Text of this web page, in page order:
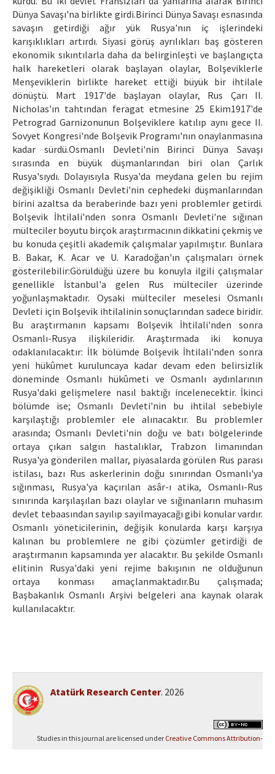
Dünya Savaşı'na birlikte girdi.Birinci Dünya Savaşı esnasında
savaşın getirdiği ağır yük Rusya'nın iç işlerindeki
karışıklıkları artırdı. Siyasi görüş ayrılıkları baş gösteren
ekonomik sıkıntılarla daha da belirginleşti ve başlangıçta
halk hareketleri olarak başlayan olaylar, Bolşeviklerle
Menşeviklerin birlikte hareket ettiği büyük bir ihtilale
dönüştü. Mart 1917'de başlayan olaylar, Rus Çarı II.
Nicholas'ın tahtından feragat etmesine 25 Ekim1917'de
Petrograd Garnizonunun Bolşeviklere katılıp aynı gece II.
Sovyet Kongresi'nde Bolşevik Programı'nın onaylanmasına
kadar sürdü.Osmanlı Devleti'nin Birinci Dünya Savaşı
sırasında en büyük düşmanlarından biri olan Çarlık
Rusya'sıydı. Dolayısıyla Rusya'da meydana gelen bu rejim
değişikliği Osmanlı Devleti'nin cephedeki düşmanlarından
birini azaltsa da beraberinde bazı yeni problemler getirdi.
Bolşevik İhtilali'nden sonra Osmanlı Devleti'ne sığınan
mülteciler boyutu birçok araştırmacının dikkatini çekmiş ve
bu konuda çeşitli akademik çalışmalar yapılmıştır. Bunlara
B. Bakar, K. Acar ve U. Karadoğan'ın çalışmaları örnek
gösterilebilir:Görüldüğü üzere bu konuyla ilgili çalışmalar
genellikle İstanbul'a gelen Rus mülteciler üzerinde
yoğunlaşmaktadır. Oysaki mülteciler meselesi Osmanlı
Devleti için Bolşevik ihtilalinin sonuçlarından sadece biridir.
Bu araştırmanın kapsamı Bolşevik İhtilali'nden sonra
Osmanlı-Rusya ilişkileridir. Araştırmada iki konuya
odaklanılacaktır: İlk bölümde Bolşevik İhtilali'nden sonra
yeni hükûmet kuruluncaya kadar devam eden belirsizlik
döneminde Osmanlı hükûmeti ve Osmanlı aydınlarının
Rusya'daki gelişmelere nasıl baktığı incelenecektir. İkinci
bölümde ise; Osmanlı Devleti'nin bu ihtilal sebebiyle
karşılaştığı problemler ele alınacaktır. Bu problemler
arasında; Osmanlı Devleti'nin doğu ve batı bölgelerinde
ortaya çıkan salgın hastalıklar, Trabzon limanından
Rusya'ya gönderilen mallar, piyasalarda görülen Rus parası
istilası, bazı Rus askerlerinin doğu sınırından Osmanlı'ya
sığınması, Rusya'ya kaçırılan asâr-ı atika, Osmanlı-Rus
sınırında karşılaşılan bazı olaylar ve sığınanların muhasım
devlet tebaasından sayılıp sayılmayacağı gibi konular vardır.
Osmanlı yöneticilerinin, değişik konularda karşı karşıya
kalınan bu problemlere ne gibi çözümler getirdiği de
araştırmanın kapsamında yer alacaktır. Bu şekilde Osmanlı
elitinin Rusya'daki yeni rejime bakışının ne olduğunun
ortaya konması amaçlanmaktadır.Bu çalışmada;
Başbakanlık Osmanlı Arşivi belgeleri ana kaynak olarak
kullanılacaktır.
Atatürk Research Center. 2026
Studies in this journal are licensed under Creative Commons Attribution-